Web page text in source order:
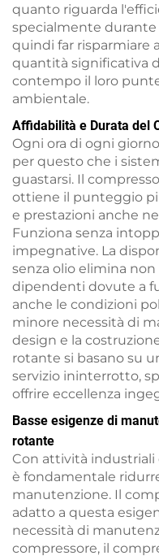
quanto riguarda
specialmente durante
quindi far risparmiare
quantità significativa
contempo il loro
ambientale.
Affidabilità e Durata del
Ogni ora di ogni
per questo che i
guastarsi. Il
ottiene il punteggio
e prestazioni anche
Funziona senza
impegnative. La
senza olio elimina
dipendenti dovute a
anche le condizioni
minore necessità di
design e la
rotante si basano su
servizio ininterrotto,
offrire eccellenza
Basse esigenze di
rotante
Con attività industriali
è fondamentale
manutenzione. Il
adatto a questa
necessità di
compressore, il